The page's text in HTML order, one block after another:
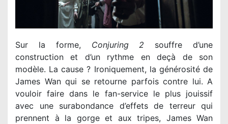
Sur la forme, Conjuring 2 souffre d’une
construction et d’un rythme en deçà de son
modèle. La cause ? Ironiquement, la générosité de
James Wan qui se retourne parfois contre lui. A
vouloir faire dans le fan-service le plus jouissif
avec une surabondance d’effets de terreur qui
prennent à la gorge et aux tripes, James Wan